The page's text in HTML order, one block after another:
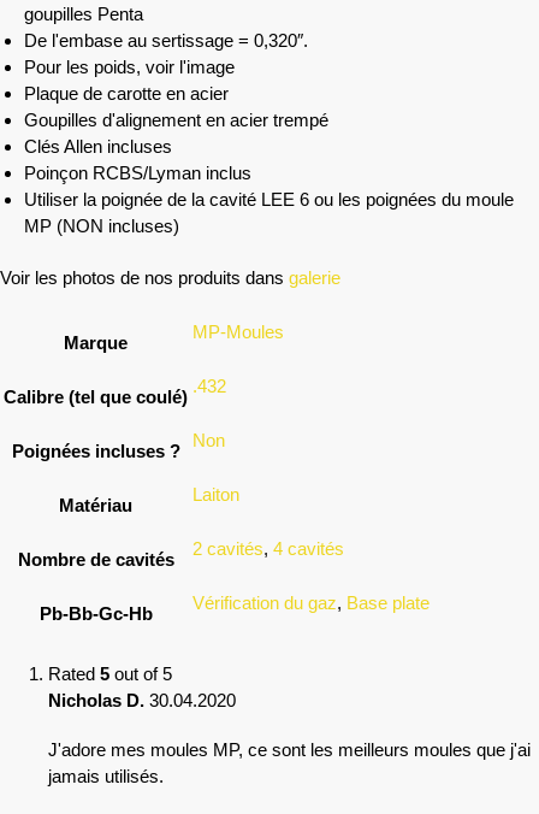
goupilles Penta
De l'embase au sertissage = 0,320″.
Pour les poids, voir l'image
Plaque de carotte en acier
Goupilles d'alignement en acier trempé
Clés Allen incluses
Poinçon RCBS/Lyman inclus
Utiliser la poignée de la cavité LEE 6 ou les poignées du moule
MP (NON incluses)
Voir les photos de nos produits dans galerie
Marque
MP-Moules
Calibre (tel que coulé)
.432
Poignées incluses ?
Non
Matériau
Laiton
Nombre de cavités
2 cavités, 4 cavités
Pb-Bb-Gc-Hb
Vérification du gaz, Base plate
Rated 5 out of 5
Nicholas D. 30.04.2020
J'adore mes moules MP, ce sont les meilleurs moules que j'ai
jamais utilisés.